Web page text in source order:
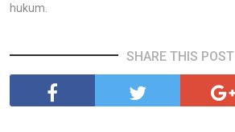
hukum.
SHARE THIS POST